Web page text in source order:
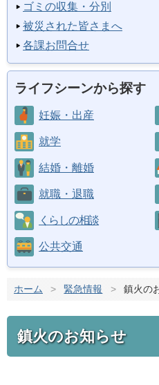
ゴミの収集・分別
被災された皆さまへ
各課お問合せ
ライフシーンから探す
妊娠・出産
就学
結婚・離婚
就職・退職
くらしの相談
公共交通
ホーム > 緊急情報 > 鎮火の
鎮火のお知らせ